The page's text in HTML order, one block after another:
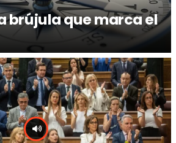
brújula que marca el